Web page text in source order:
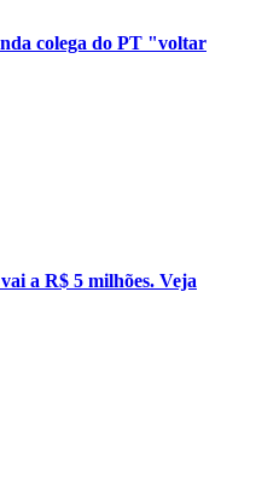
colega do PT "voltar
a R$ 5 milhões. Veja